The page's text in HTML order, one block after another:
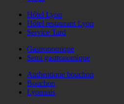
Hôtel Lyon
Hôtel restaurant Lyon
Service Tard
Gastronomique
Semi gastronomique
Authentique bouchon
Bouchon
Lyonnais